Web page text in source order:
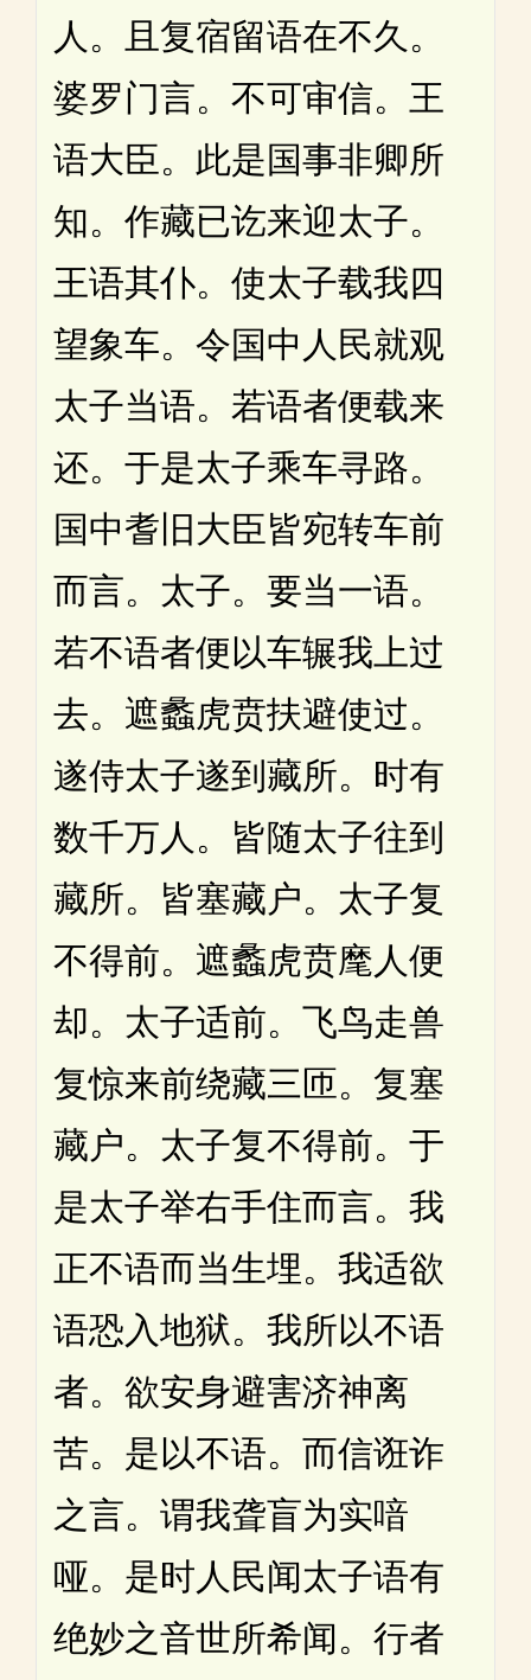
人。且复宿留语在不久。
婆罗门言。不可审信。王
语大臣。此是国事非卿所
知。作藏已讫来迎太子。
王语其仆。使太子载我四
望象车。令国中人民就观
太子当语。若语者便载来
还。于是太子乘车寻路。
国中耆旧大臣皆宛转车前
而言。太子。要当一语。
若不语者便以车辗我上过
去。遮蠡虎贲扶避使过。
遂侍太子遂到藏所。时有
数千万人。皆随太子往到
藏所。皆塞藏户。太子复
不得前。遮蠡虎贲麾人便
却。太子适前。飞鸟走兽
复惊来前绕藏三匝。复塞
藏户。太子复不得前。于
是太子举右手住而言。我
正不语而当生埋。我适欲
语恐入地狱。我所以不语
者。欲安身避害济神离
苦。是以不语。而信诳诈
之言。谓我聋盲为实喑
哑。是时人民闻太子语有
绝妙之音世所希闻。行者